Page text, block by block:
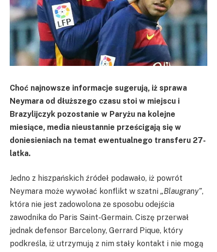
Choć najnowsze informacje sugerują, iż sprawa
Neymara od dłuższego czasu stoi w miejscu i
Brazylijczyk pozostanie w Paryżu na kolejne
miesiące, media nieustannie prześcigają się w
doniesieniach na temat ewentualnego transferu 27-
latka.
Jedno z hiszpańskich źródeł podawało, iż powrót
Neymara może wywołać konflikt w szatni „Blaugrany”,
która nie jest zadowolona ze sposobu odejścia
zawodnika do Paris Saint-Germain. Ciszę przerwał
jednak defensor Barcelony, Gerrard Pique, który
podkreśla, iż utrzymują z nim stały kontakt i nie mogą